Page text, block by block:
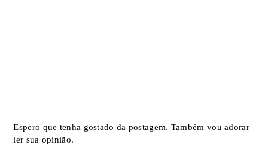
Espero que tenha gostado da postagem. Também vou adorar
ler sua opinião.